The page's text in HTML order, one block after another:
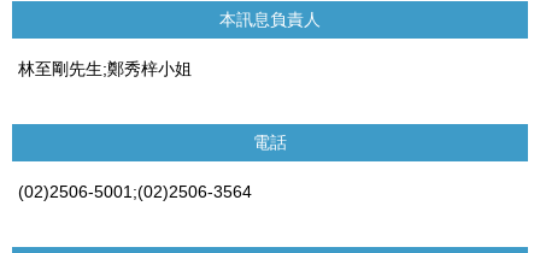
本訊息負責人
林至剛先生;鄭秀梓小姐
電話
(02)2506-5001;(02)2506-3564